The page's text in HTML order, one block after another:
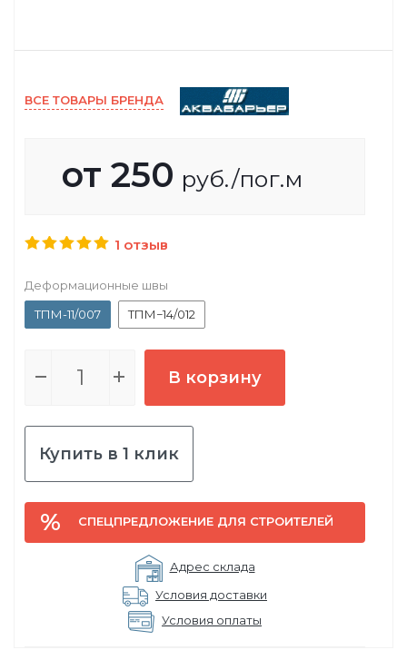
ВСЕ ТОВАРЫ БРЕНДА
от 250 руб./пог.м
1 отзыв
Деформационные швы
ТПМ-11/007
ТПМ−14/012
В корзину
Купить в 1 клик
СПЕЦПРЕДЛОЖЕНИЕ ДЛЯ СТРОИТЕЛЕЙ
Адрес склада
Условия доставки
Условия оплаты